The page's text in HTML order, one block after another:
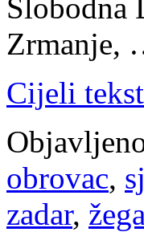
Slobodna
Zrmanje,
Cijeli
obrovac,
zadar,